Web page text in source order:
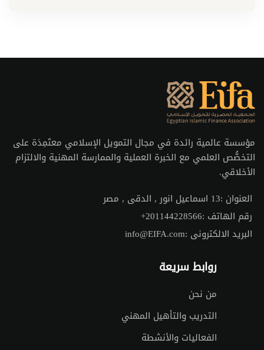
مؤسسة عالمية رائدة في مجال التمويل الإسلامي معتَمِدَة على
التخصُّص العلمي مع الخبرة العملية والممارسة المهنية والالتزام
الأخلاقي.
العنوان :13 اسماعيل انور , الدقى , مصر
رقم الهاتف :201144228566+
البريد الالكترونى :info@EIFA.com
روابط سريعة
من نحن
التدريب والتأهيل المهني
الفعاليات والأنشطة